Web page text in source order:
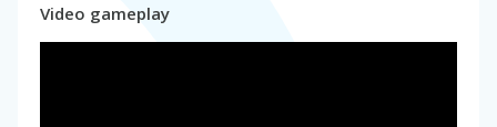
Video gameplay